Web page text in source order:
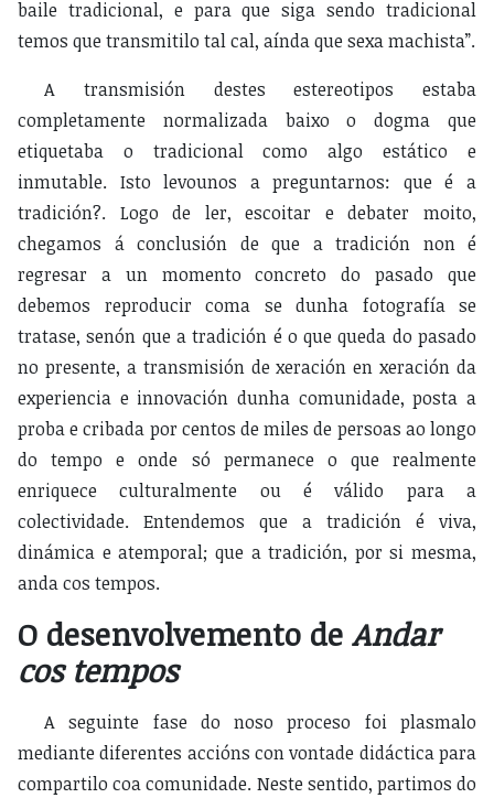
baile tradicional, e para que siga sendo tradicional
temos que transmitilo tal cal, aínda que sexa machista”.
A transmisión destes estereotipos estaba
completamente normalizada baixo o dogma que
etiquetaba o tradicional como algo estático e
inmutable. Isto levounos a preguntarnos: que é a
tradición?. Logo de ler, escoitar e debater moito,
chegamos á conclusión de que a tradición non é
regresar a un momento concreto do pasado que
debemos reproducir coma se dunha fotografía se
tratase, senón que a tradición é o que queda do pasado
no presente, a transmisión de xeración en xeración da
experiencia e innovación dunha comunidade, posta a
proba e cribada por centos de miles de persoas ao longo
do tempo e onde só permanece o que realmente
enriquece culturalmente ou é válido para a
colectividade. Entendemos que a tradición é viva,
dinámica e atemporal; que a tradición, por si mesma,
anda cos tempos.
O desenvolvemento de Andar
cos tempos
A seguinte fase do noso proceso foi plasmalo
mediante diferentes accións con vontade didáctica para
compartilo coa comunidade. Neste sentido, partimos do